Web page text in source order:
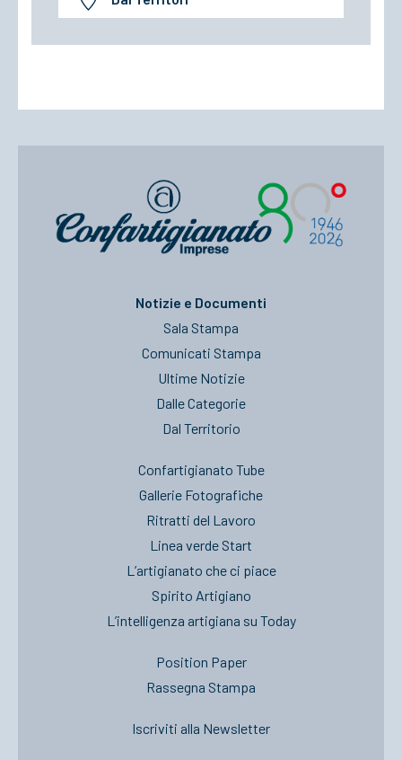
Notizie e Documenti
Sala Stampa
Comunicati Stampa
Ultime Notizie
Dalle Categorie
Dal Territorio
Confartigianato Tube
Gallerie Fotografiche
Ritratti del Lavoro
Linea verde Start
L’artigianato che ci piace
Spirito Artigiano
L’intelligenza artigiana su Today
Position Paper
Rassegna Stampa
Iscriviti alla Newsletter